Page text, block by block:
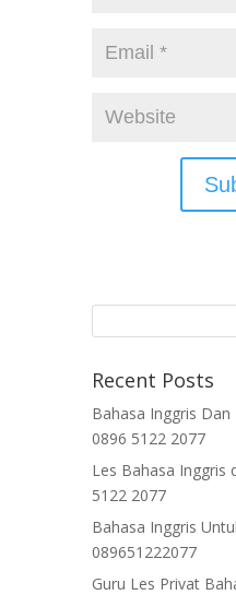
Recent Posts
Bahasa Inggris
0896 5122 2077
Les Bahasa Inggris
5122 2077
Bahasa Inggris
089651222077
Guru Les Privat